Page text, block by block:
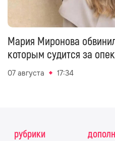
Мария Миронова
которым судится за
07 августа 17:34
рубрики